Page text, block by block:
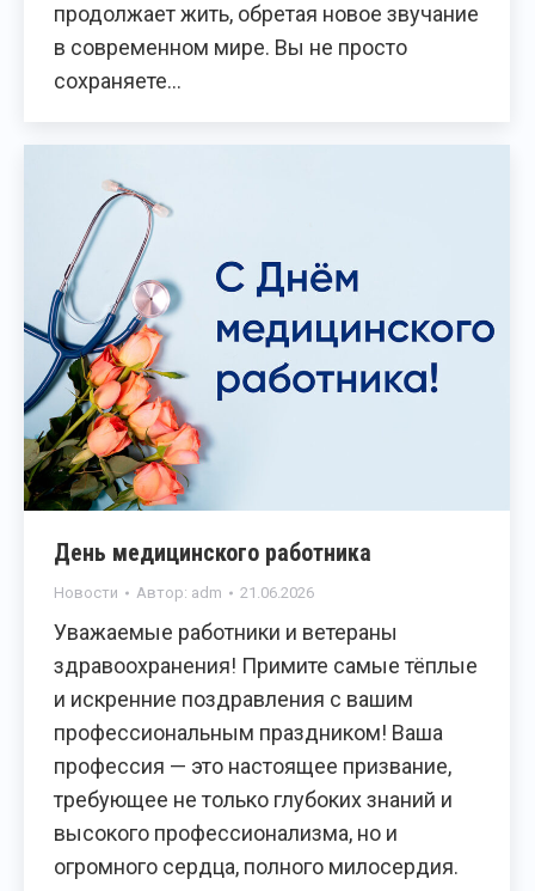
продолжает жить, обретая новое звучание
в современном мире. Вы не просто
сохраняете…
День медицинского работника
Новости Автор: adm 21.06.2026
Уважаемые работники и ветераны
здравоохранения! Примите самые тёплые
и искренние поздравления с вашим
профессиональным праздником! Ваша
профессия — это настоящее призвание,
требующее не только глубоких знаний и
высокого профессионализма, но и
огромного сердца, полного милосердия.